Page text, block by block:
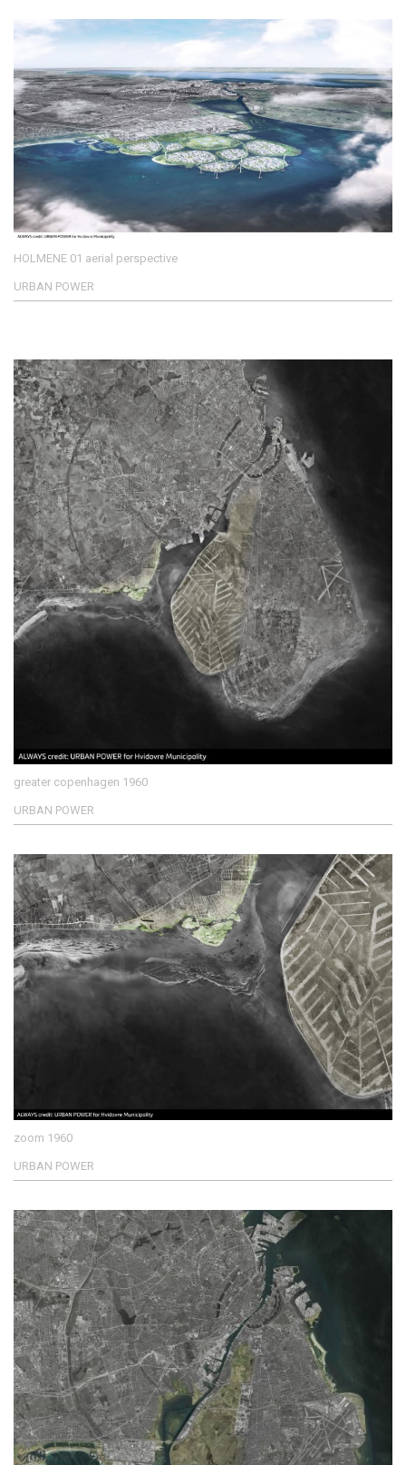
HOLMENE 01 aerial perspective
URBAN POWER
greater copenhagen 1960
URBAN POWER
zoom 1960
URBAN POWER